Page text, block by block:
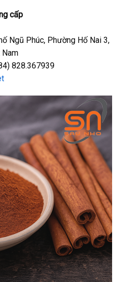
cấp
Ngũ Phúc, Phường Hố Nai 3,
Nam
828.367939